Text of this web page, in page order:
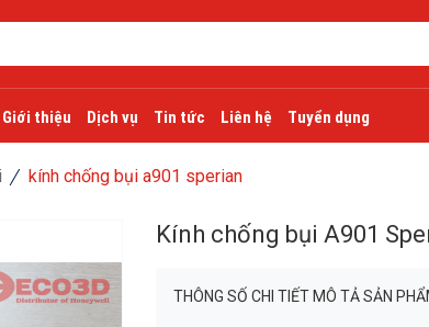
Giới thiệu Dịch vụ Tin tức Liên hệ Tuyển dụng
kính chống bụi a901 sperian
Kính chống bụi A901
THÔNG SỐ CHI TIẾT MÔ TẢ SẢN